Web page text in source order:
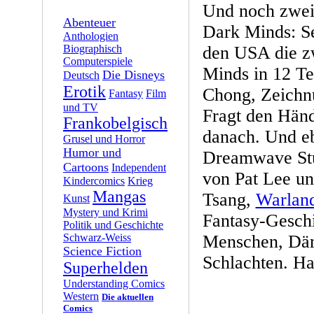
Abenteuer
Anthologien
Biographisch
Computerspiele
Deutsch Die Disneys
Erotik Fantasy Film
und TV
Frankobelgisch
Grusel und Horror
Humor und
Cartoons Independent
Kindercomics Krieg
Kunst Mangas
Mystery und Krimi
Politik und Geschichte
Schwarz-Weiss
Science Fiction
Superhelden
Understanding Comics
Western Die aktuellen
Comics
Und noch
Dark Minds:
den USA die
Minds in 12
Chong,
Fragt den
danach. Und
Dreamwave
von Pat Lee
Tsang,
Fantasy-
Menschen,
Schlachten.